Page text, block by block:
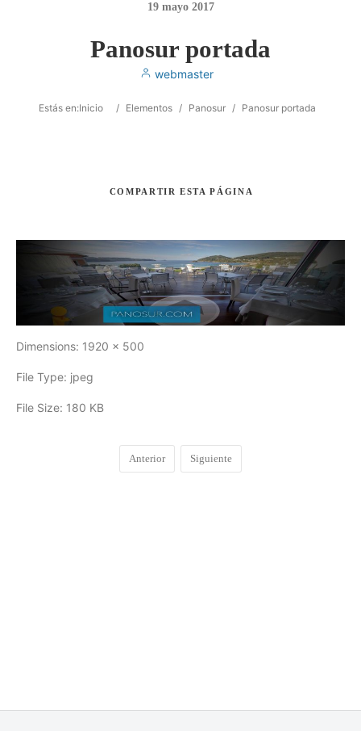
Buscar
19 mayo 2017
Panosur portada
webmaster
Estás en:Inicio / Elementos / Panosur / Panosur portada
COMPARTIR ESTA PÁGINA
Dimensions: 1920 x 500
File Type: jpeg
File Size: 180 KB
Anterior Siguiente